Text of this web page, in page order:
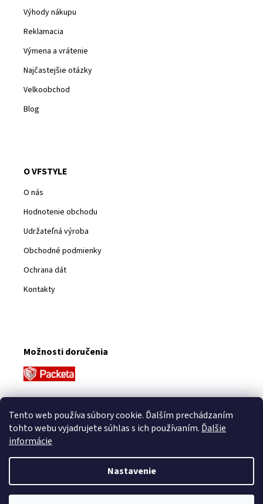
Tento web používa súbory cookie. Ďalším prechádzaním
tohto webu vyjadrujete súhlas s ich používaním. Ďalšie
informácie
Nastavenie
Výhody nákupu
Reklamacia
Výmena a vrátenie
Najčastejšie otázky
Velkoobchod
Blog
O VFSTYLE
O nás
Hodnotenie obchodu
Udržateľná výroba
Obchodné podmienky
Ochrana dát
Kontakty
Možnosti doručenia